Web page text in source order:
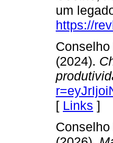
um
https://
(2024).
[ Links ]